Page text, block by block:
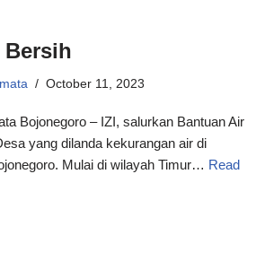
Bersih
October 11, 2023
Bojonegoro – IZI, salurkan Bantuan Air
yang dilanda kekurangan air di
Mulai di wilayah Timur… Read